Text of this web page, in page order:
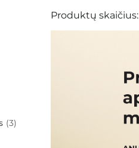
3
Produktų skaičius: